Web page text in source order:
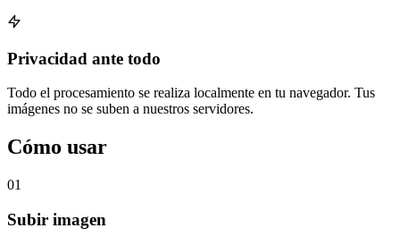
Privacidad ante todo
Todo el procesamiento se realiza localmente en tu navegador. Tus
imágenes no se suben a nuestros servidores.
Cómo usar
01
Subir imagen